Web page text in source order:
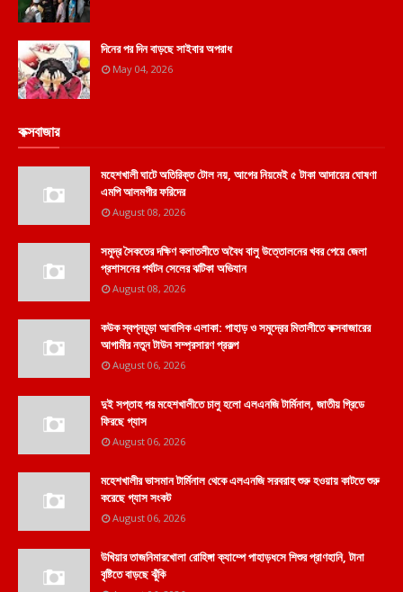
দিনের পর দিন বাড়ছে সাইবার অপরাধ
May 04, 2026
কক্সবাজার
মহেশখালী ঘাটে অতিরিক্ত টোল নয়, আগের নিয়মেই ৫ টাকা আদায়ের ঘোষণা
এমপি আলমগীর ফরিদের
August 08, 2026
সমুদ্র সৈকতের দক্ষিণ কলাতলীতে অবৈধ বালু উত্তোলনের খবর পেয়ে জেলা
প্রশাসনের পর্যটন সেলের ঝটিকা অভিযান
August 08, 2026
কউক স্বপ্নচূড়া আবাসিক এলাকা: পাহাড় ও সমুদ্রের মিতালীতে কক্সবাজারের
আগামীর নতুন টাউন সম্প্রসারণ প্রকল্প
August 06, 2026
দুই সপ্তাহ পর মহেশখালীতে চালু হলো এলএনজি টার্মিনাল, জাতীয় গ্রিডে
ফিরছে গ্যাস
August 06, 2026
মহেশখালীর ভাসমান টার্মিনাল থেকে এলএনজি সরবরাহ শুরু হওয়ায় কাটতে শুরু
করেছে গ্যাস সংকট
August 06, 2026
উখিয়ার তাজনিমারখোলা রোহিঙ্গা ক্যাম্পে পাহাড়ধসে শিশুর প্রাণহানি, টানা
বৃষ্টিতে বাড়ছে ঝুঁকি